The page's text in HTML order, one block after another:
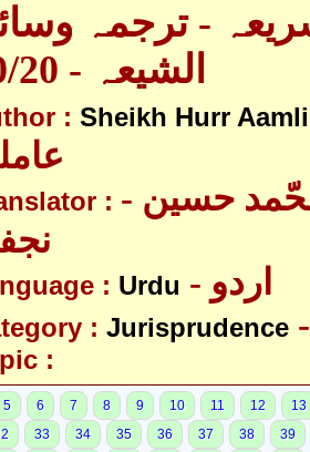
- ترجمہ
الشیعہ - 10/20
: Sheikh Hurr Aamli
: - آیت اللہ محّمد حسین
: Urdu - اردو
: Jurisprudence
:
5 6 7 8 9 10 11 12
13
33 34 35 36 37 38
39